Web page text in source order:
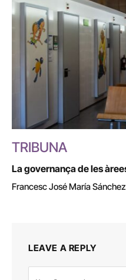
TRIBUNA
La governança de les
Francesc José María Sánchez
LEAVE A REPLY